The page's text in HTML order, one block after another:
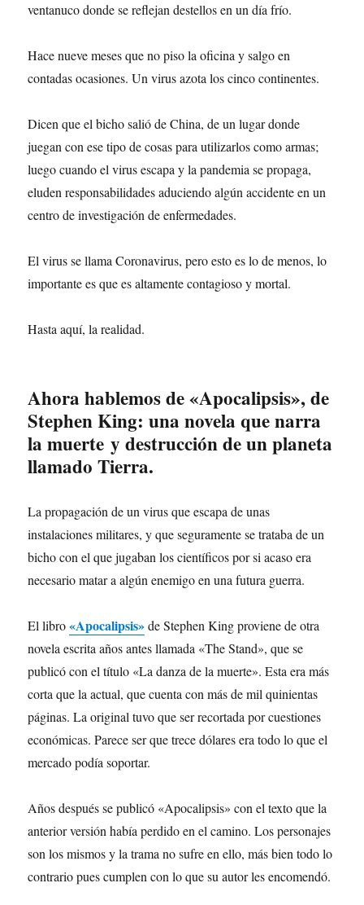
ventanuco donde se reflejan destellos en un día frío.
Hace nueve meses que no piso la oficina y salgo en
contadas ocasiones. Un virus azota los cinco continentes.
Dicen que el bicho salió de China, de un lugar donde
juegan con ese tipo de cosas para utilizarlos como armas;
luego cuando el virus escapa y la pandemia se propaga,
eluden responsabilidades aduciendo algún accidente en un
centro de investigación de enfermedades.
El virus se llama Coronavirus, pero esto es lo de menos, lo
importante es que es altamente contagioso y mortal.
Hasta aquí, la realidad.
Ahora hablemos de «Apocalipsis», de
Stephen King: una novela que narra
la muerte y destrucción de un planeta
llamado Tierra.
La propagación de un virus que escapa de unas
instalaciones militares, y que seguramente se trataba de un
bicho con el que jugaban los científicos por si acaso era
necesario matar a algún enemigo en una futura guerra.
El libro«Apocalipsis»de Stephen King proviene de otra
novela escrita años antes llamada «The Stand», que se
publicó con el título «La danza de la muerte». Esta era más
corta que la actual, que cuenta con más de mil quinientas
páginas. La original tuvo que ser recortada por cuestiones
económicas. Parece ser que trece dólares era todo lo que el
mercado podía soportar.
Años después se publicó «Apocalipsis» con el texto que la
anterior versión había perdido en el camino. Los personajes
son los mismos y la trama no sufre en ello, más bien todo lo
contrario pues cumplen con lo que su autor les encomendó.